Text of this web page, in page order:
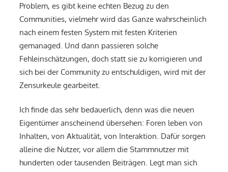
Problem, es gibt keine echten Bezug zu den
Communities, vielmehr wird das Ganze wahrscheinlich
nach einem festen System mit festen Kriterien
gemanaged. Und dann passieren solche
Fehleinschätzungen, doch statt sie zu korrigieren und
sich bei der Community zu entschuldigen, wird mit der
Zensurkeule gearbeitet.
Ich finde das sehr bedauerlich, denn was die neuen
Eigentümer anscheinend übersehen: Foren leben von
Inhalten, von Aktualität, von Interaktion. Dafür sorgen
alleine die Nutzer, vor allem die Stammnutzer mit
hunderten oder tausenden Beiträgen. Legt man sich